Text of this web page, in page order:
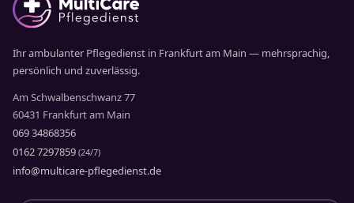
Ihr ambulanter Pflegedienst in Frankfurt am Main — mehrsprachig,
persönlich und zuverlässig.
Am Schwalbenschwanz 77
60431 Frankfurt am Main
069 34868356
0162 7297859 (24/7)
info@multicare-pflegedienst.de